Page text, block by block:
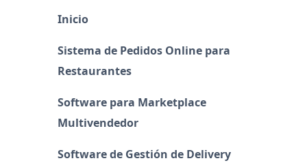
Inicio
Sistema de Pedidos Online para
Restaurantes
Software para Marketplace
Multivendedor
Software de Gestión de Delivery